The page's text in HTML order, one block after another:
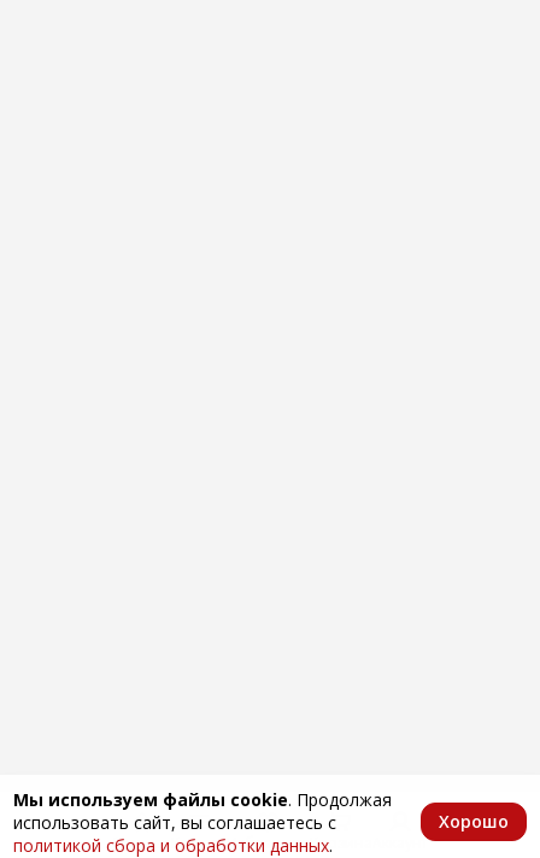
Мы используем файлы cookie. Продолжая
использовать сайт, вы соглашаетесь с
политикой сбора и обработки данных.
Хорошо
Главная КаталогИзбранноеКорзина Аккаунт